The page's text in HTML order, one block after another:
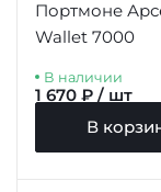
Портмоне
Wallet 7000
В наличии
1 670 ₽ / шт
В